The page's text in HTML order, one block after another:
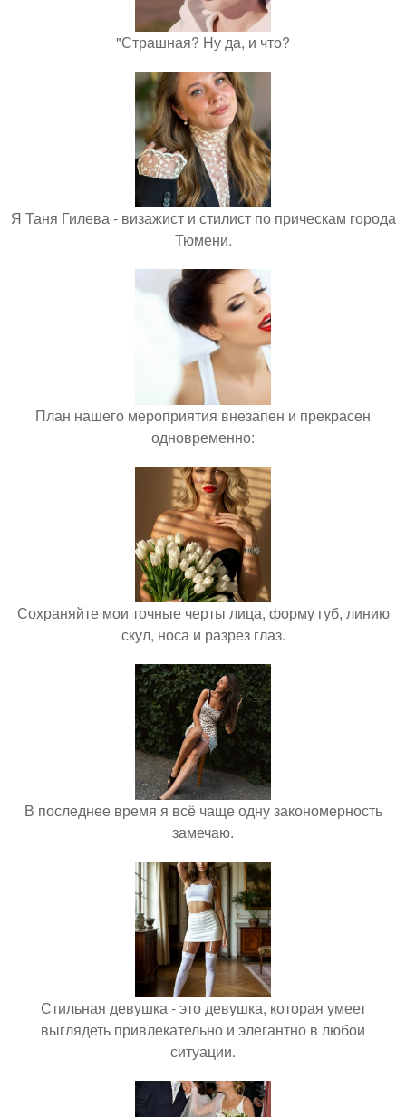
"Страшная? Ну да, и что?
Я Таня Гилева - визажист и стилист по прическам города
Тюмени.
План нашего мероприятия внезапен и прекрасен
одновременно:
Сохраняйте мои точные черты лица, форму губ, линию
скул, носа и разрез глаз.
В последнее время я всё чаще одну закономерность
замечаю.
Стильная девушка - это девушка, которая умеет
выглядеть привлекательно и элегантно в любои
ситуации.